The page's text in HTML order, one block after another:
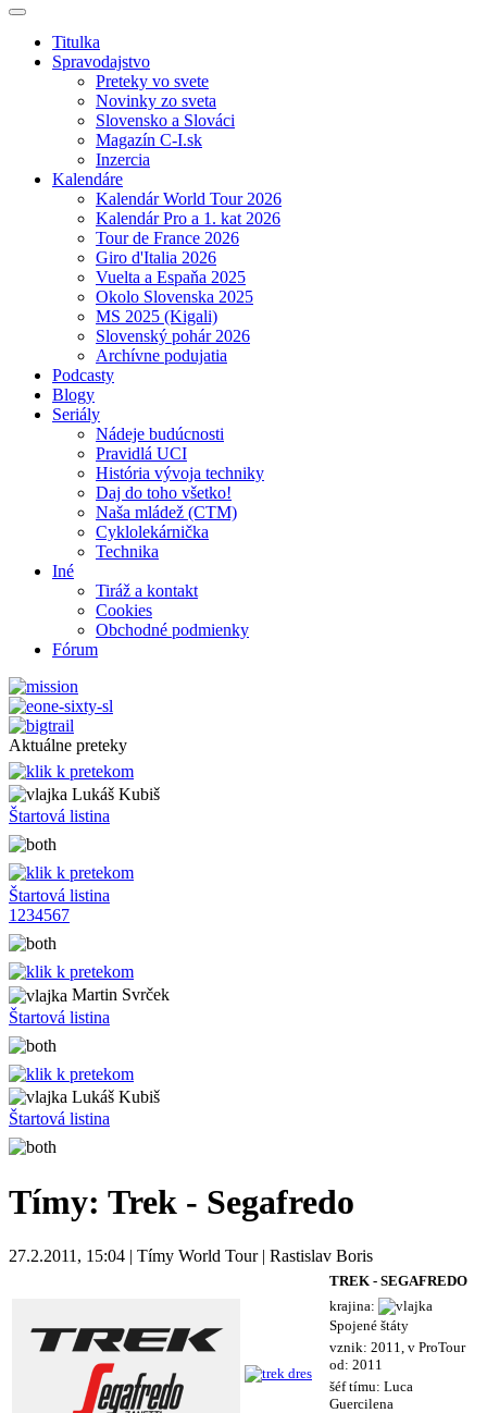
Titulka
Spravodajstvo
Preteky vo svete
Novinky zo sveta
Slovensko a Slováci
Magazín C-I.sk
Inzercia
Kalendáre
Kalendár World Tour 2026
Kalendár Pro a 1. kat 2026
Tour de France 2026
Giro d'Italia 2026
Vuelta a Espaňa 2025
Okolo Slovenska 2025
MS 2025 (Kigali)
Slovenský pohár 2026
Archívne podujatia
Podcasty
Blogy
Seriály
Nádeje budúcnosti
Pravidlá UCI
História vývoja techniky
Daj do toho všetko!
Naša mládež (CTM)
Cyklolekárnička
Technika
Iné
Tiráž a kontakt
Cookies
Obchodné podmienky
Fórum
Aktuálne preteky
Lukáš Kubiš
Štartová listina
Štartová listina
1 234567
Martin Svrček
Štartová listina
Lukáš Kubiš
Štartová listina
Tímy: Trek - Segafredo
27.2.2011, 15:04 | Tímy World Tour | Rastislav Boris
TREK - SEGAFREDO
krajina:
Spojené štáty
vznik: 2011, v ProTour
od: 2011
šéf tímu: Luca
Guercilena